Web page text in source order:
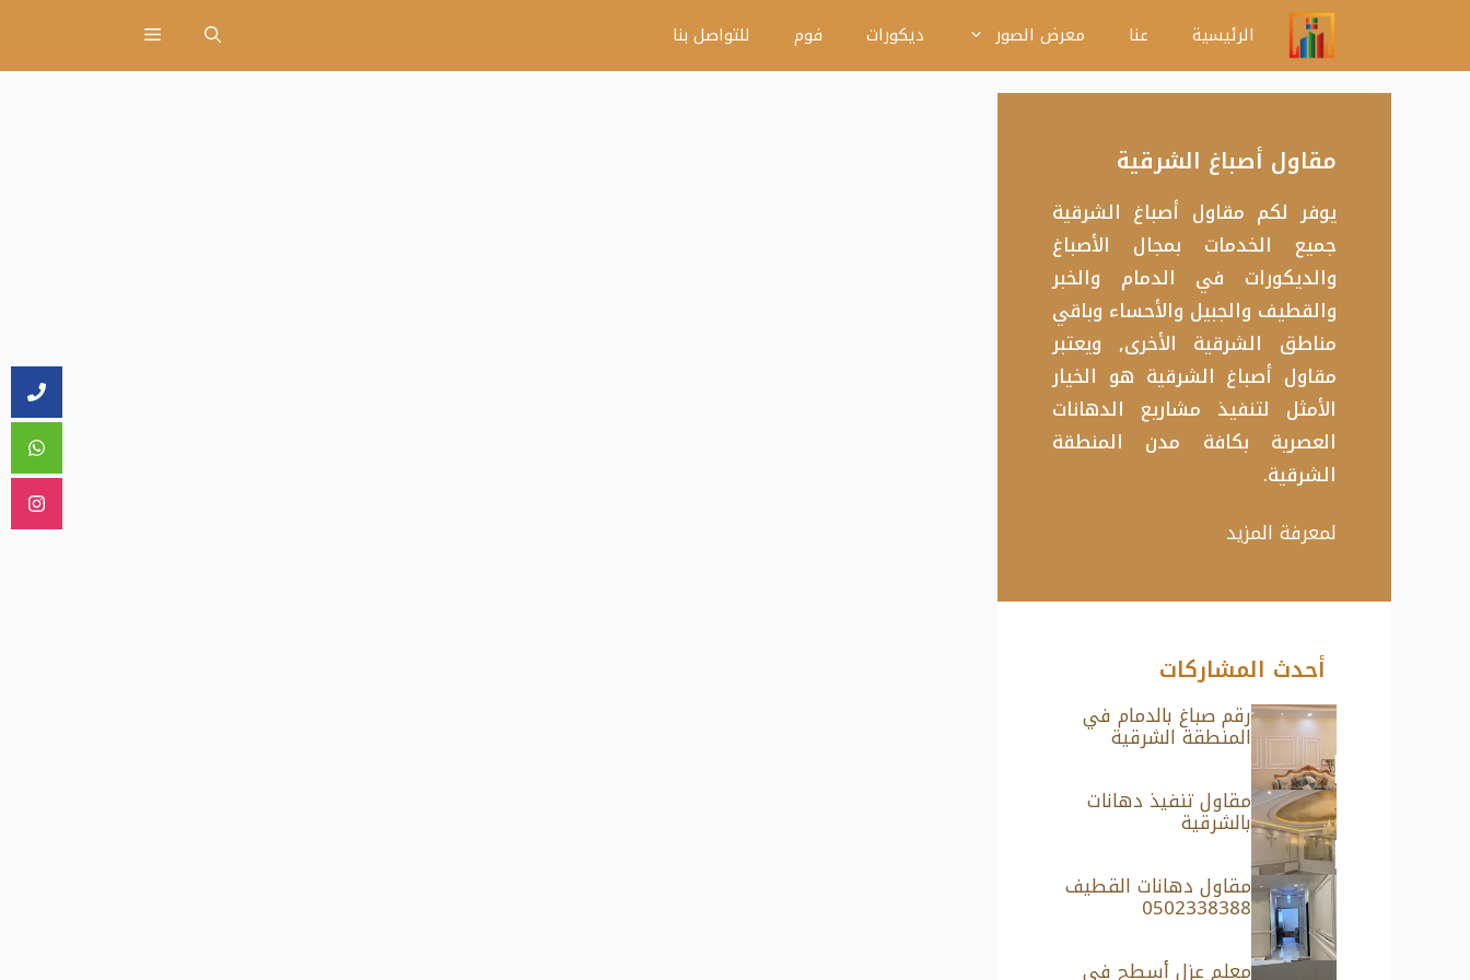
المحتوى
الرئيسية عنا معرض الصور ديكورات فوم للتواصل بنا
مقاول أصباغ الشرقية
يوفر لكم مقاول أصباغ الشرقية
جميع الخدمات بمجال الأصباغ
والديكورات في الدمام والخبر
والقطيف والجبيل والأحساء وباقي
مناطق الشرقية الأخرى, ويعتبر
مقاول أصباغ الشرقية هو الخيار
الأمثل لتنفيذ مشاريع الدهانات
العصرية بكافة مدن المنطقة
الشرقية.
لمعرفة المزيد
أحدث المشاركات
رقم صباغ بالدمام في
المنطقة الشرقية
مقاول تنفيذ دهانات
بالشرقية
مقاول دهانات القطيف
0502338388
معلم عزل أسطح في